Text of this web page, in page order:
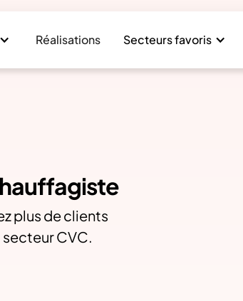
Réalisations Secteurs favoris
plus de clients
CVC.